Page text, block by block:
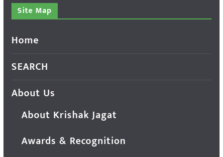
Site Map
Home
SEARCH
About Us
About Krishak Jagat
Awards & Recognition